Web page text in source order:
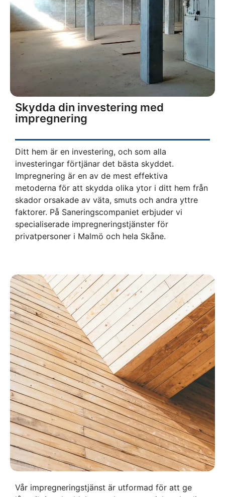
Skydda din investering med
impregnering
Ditt hem är en investering, och som alla
investeringar förtjänar det bästa skyddet.
Impregnering är en av de mest effektiva
metoderna för att skydda olika ytor i ditt hem från
skador orsakade av väta, smuts och andra yttre
faktorer. På Saneringscompaniet erbjuder vi
specialiserade impregneringstjänster för
privatpersoner i Malmö och hela Skåne.
Vår impregneringstjänst är utformad för att ge